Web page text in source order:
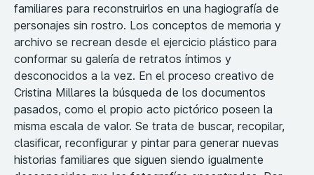
familiares para reconstruirlos en una hagiografía de
personajes sin rostro. Los conceptos de memoria y
archivo se recrean desde el ejercicio plástico para
conformar su galería de retratos íntimos y
desconocidos a la vez. En el proceso creativo de
Cristina Millares la búsqueda de los documentos
pasados, como el propio acto pictórico poseen la
misma escala de valor. Se trata de buscar, recopilar,
clasificar, reconfigurar y pintar para generar nuevas
historias familiares que siguen siendo igualmente